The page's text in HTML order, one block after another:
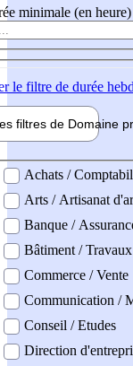
minimale (en heure)
le filtre de durée
filtres de Domaine
professionel
Achats /
Arts / Artisanat
Banque /
Bâtiment /
Commerce / Vente
Communication /
Conseil / Etudes
Direction